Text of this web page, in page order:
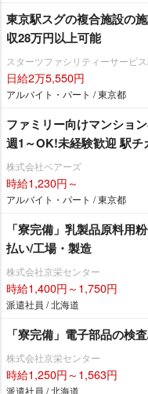
東京駅スグの複合施設の
収28万円以上可能
スターツファシリティーサービ
日給2万5,550円
アルバイト・パート / 東京都
ファミリー向けマンショ
週1～OK!未経験歓迎 駅チ
株式会社ベアーズ
時給1,230円～
アルバイト・パート / 東京都
「寮完備」乳製品原料用
払い/工場・製造
株式会社京栄センター
時給1,400円～1,750円
派遣社員 / 北海道
「寮完備」電子部品の検
株式会社京栄センター
時給1,250円～1,563円
派遣社員 / 北海道